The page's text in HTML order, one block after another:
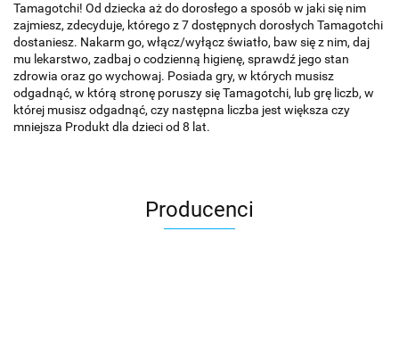
Tamagotchi! Od dziecka aż do dorosłego a sposób w jaki się nim
zajmiesz, zdecyduje, którego z 7 dostępnych dorosłych Tamagotchi
dostaniesz. Nakarm go, włącz/wyłącz światło, baw się z nim, daj
mu lekarstwo, zadbaj o codzienną higienę, sprawdź jego stan
zdrowia oraz go wychowaj. Posiada gry, w których musisz
odgadnąć, w którą stronę poruszy się Tamagotchi, lub grę liczb, w
której musisz odgadnąć, czy następna liczba jest większa czy
mniejsza Produkt dla dzieci od 8 lat.
Producenci